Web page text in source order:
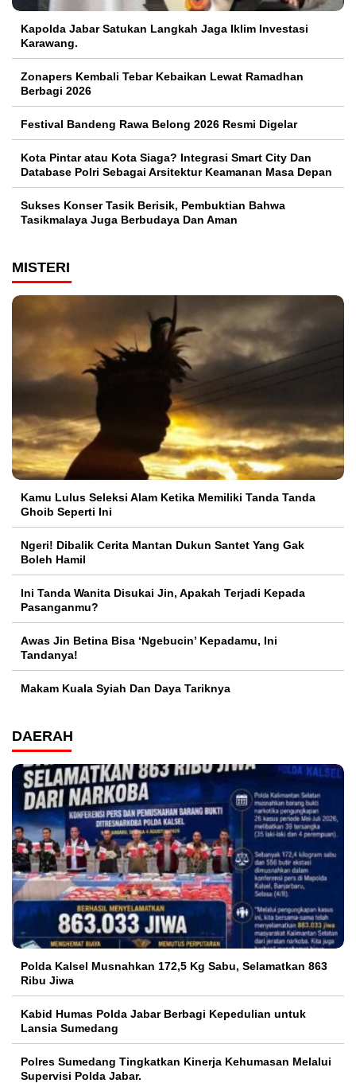
Kapolda Jabar Satukan Langkah Jaga Iklim Investasi
Karawang.
Zonapers Kembali Tebar Kebaikan Lewat Ramadhan
Berbagi 2026
Festival Bandeng Rawa Belong 2026 Resmi Digelar
Kota Pintar atau Kota Siaga? Integrasi Smart City Dan
Database Polri Sebagai Arsitektur Keamanan Masa Depan
Sukses Konser Tasik Berisik, Pembuktian Bahwa
Tasikmalaya Juga Berbudaya Dan Aman
MISTERI
Kamu Lulus Seleksi Alam Ketika Memiliki Tanda Tanda
Ghoib Seperti Ini
Ngeri! Dibalik Cerita Mantan Dukun Santet Yang Gak
Boleh Hamil
Ini Tanda Wanita Disukai Jin, Apakah Terjadi Kepada
Pasanganmu?
Awas Jin Betina Bisa ‘Ngebucin’ Kepadamu, Ini
Tandanya!
Makam Kuala Syiah Dan Daya Tariknya
DAERAH
Polda Kalsel Musnahkan 172,5 Kg Sabu, Selamatkan 863
Ribu Jiwa
Kabid Humas Polda Jabar Berbagi Kepedulian untuk
Lansia Sumedang
Polres Sumedang Tingkatkan Kinerja Kehumasan Melalui
Supervisi Polda Jabar.